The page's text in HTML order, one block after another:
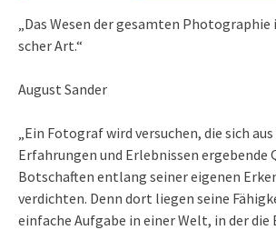
„Das We­sen der ge­sam­ten
scher Art.“
August Sander
„Ein Fotograf wird versuchen, die sich
Erfahrungen und Erlebnissen ergebende
Botschaften entlang seiner eigenen
verdichten. Denn dort liegen seine
einfache Aufgabe in einer Welt, in der